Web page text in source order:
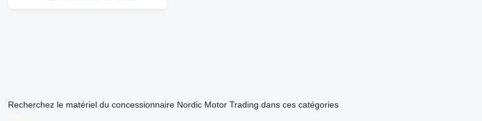
Recherchez le matériel du concessionnaire Nordic Motor Trading dans ces catégories